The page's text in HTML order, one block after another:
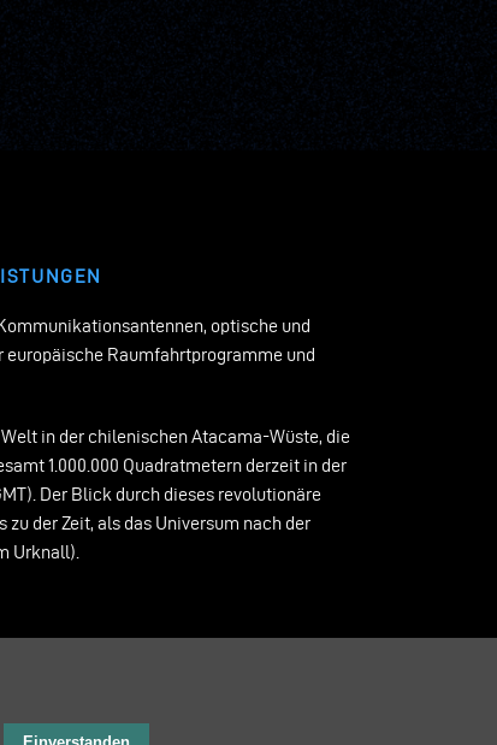
optische und
Raumfahrtprogramme und
in der chilenischen Atacama-Wüste, die
1.000.000 Quadratmetern derzeit in der
Der Blick durch dieses revolutionäre
der Zeit, als das Universum nach der
Urknall).